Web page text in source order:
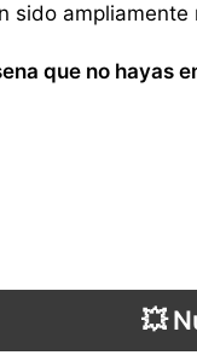
sido
que no hayas
💥